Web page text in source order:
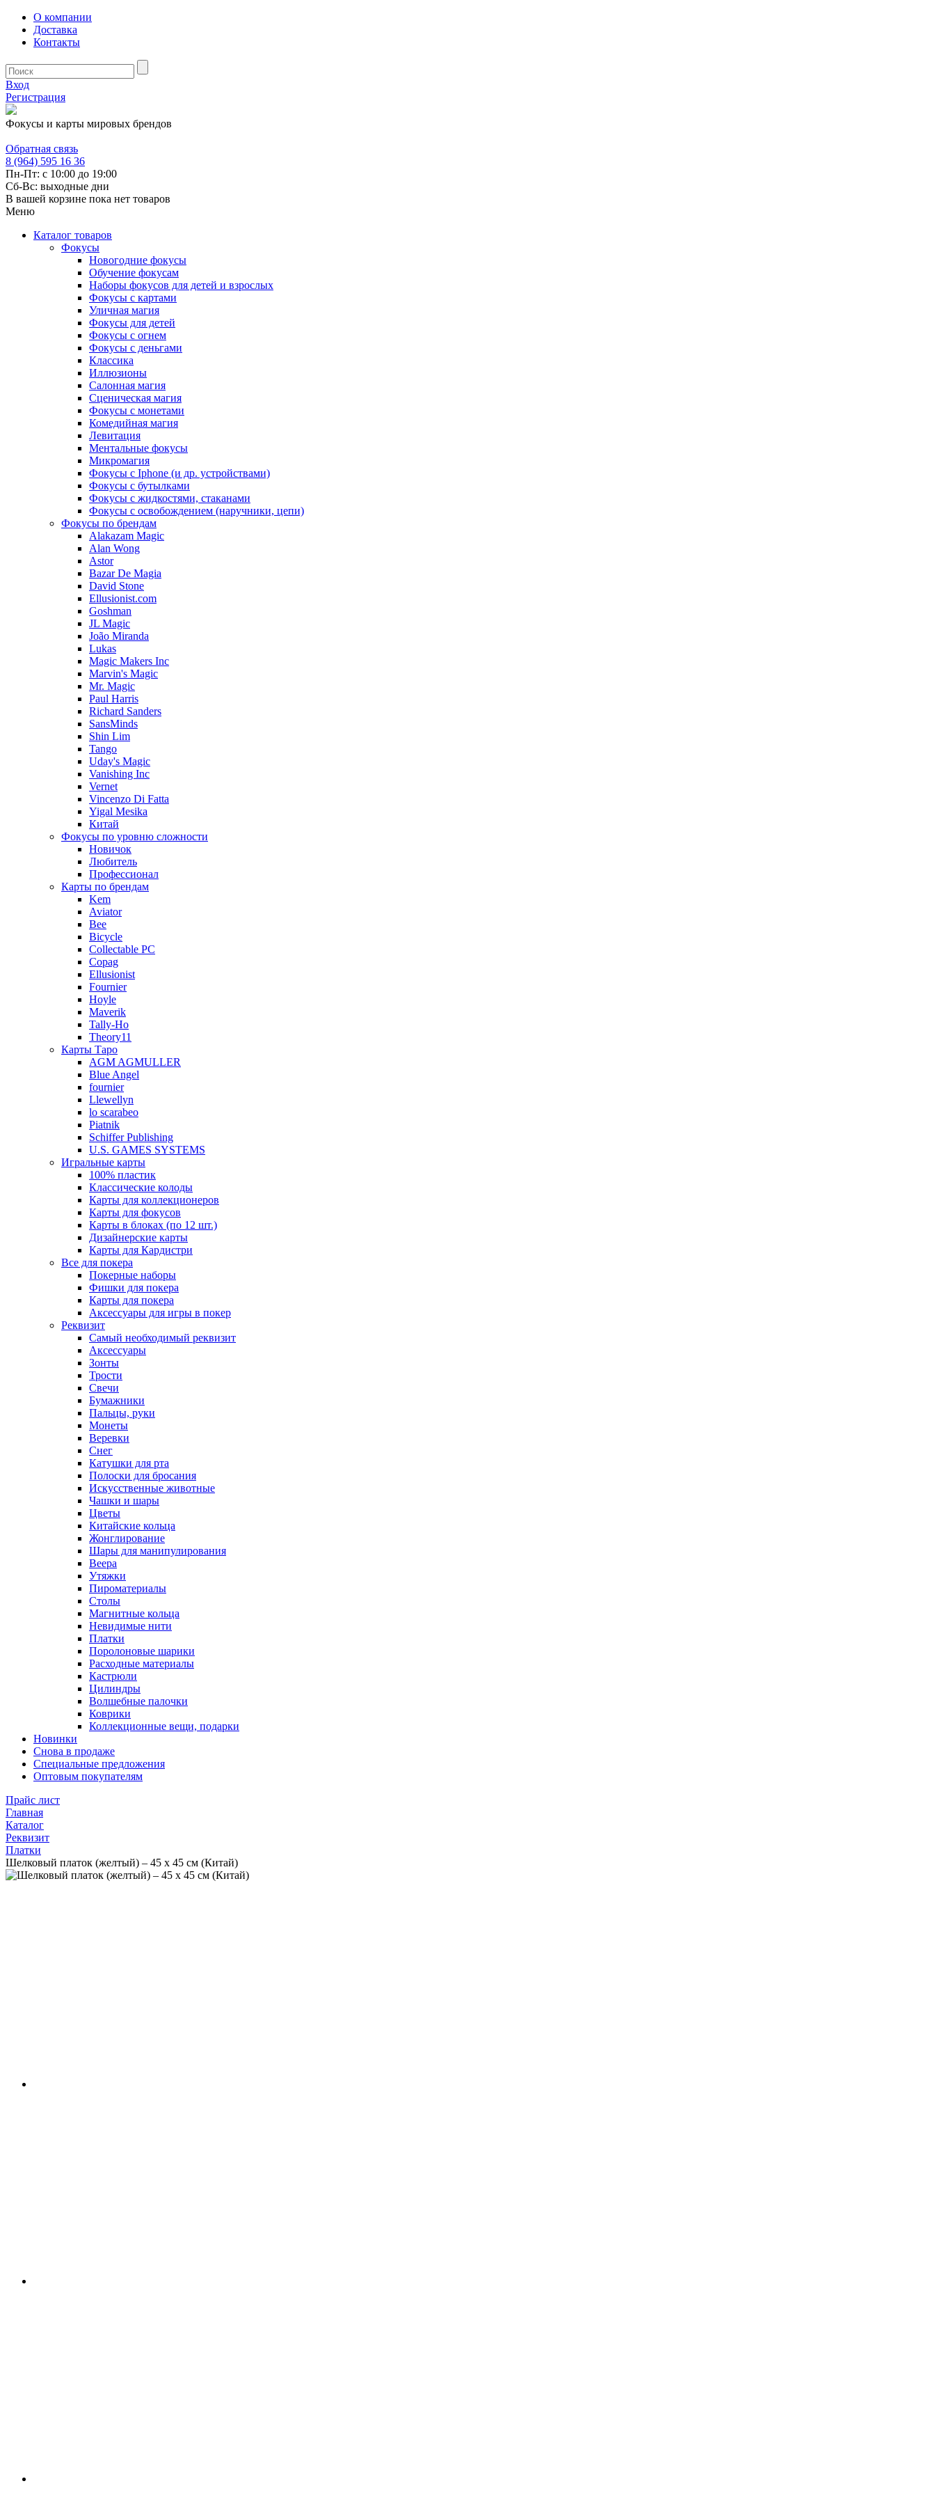
О компании
Доставка
Контакты
Вход
Регистрация
Фокусы и карты мировых брендов
Обратная связь
8 (964) 595 16 36
Пн-Пт: с 10:00 до 19:00
Сб-Вс: выходные дни
В вашей корзине пока нет товаров
Меню
Каталог товаров
Фокусы
Новогодние фокусы
Обучение фокусам
Наборы фокусов для детей и взрослых
Фокусы с картами
Уличная магия
Фокусы для детей
Фокусы с огнем
Фокусы с деньгами
Классика
Иллюзионы
Салонная магия
Сценическая магия
Фокусы с монетами
Комедийная магия
Левитация
Ментальные фокусы
Микромагия
Фокусы с Iphone (и др. устройствами)
Фокусы с бутылками
Фокусы с жидкостями, стаканами
Фокусы с освобождением (наручники, цепи)
Фокусы по брендам
Alakazam Magic
Alan Wong
Astor
Bazar De Magia
David Stone
Ellusionist.com
Goshman
JL Magic
João Miranda
Lukas
Magic Makers Inc
Marvin's Magic
Mr. Magic
Paul Harris
Richard Sanders
SansMinds
Shin Lim
Tango
Uday's Magic
Vanishing Inc
Vernet
Vincenzo Di Fatta
Yigal Mesika
Китай
Фокусы по уровню сложности
Новичок
Любитель
Профессионал
Карты по брендам
Kem
Aviator
Bee
Bicycle
Collectable PC
Copag
Ellusionist
Fournier
Hoyle
Maverik
Tally-Ho
Theory11
Карты Таро
AGM AGMULLER
Blue Angel
fournier
Llewellyn
lo scarabeo
Piatnik
Schiffer Publishing
U.S. GAMES SYSTEMS
Игральные карты
100% пластик
Классические колоды
Карты для коллекционеров
Карты для фокусов
Карты в блоках (по 12 шт.)
Дизайнерские карты
Карты для Кардистри
Все для покера
Покерные наборы
Фишки для покера
Карты для покера
Аксессуары для игры в покер
Реквизит
Самый необходимый реквизит
Аксессуары
Зонты
Трости
Свечи
Бумажники
Пальцы, руки
Монеты
Веревки
Снег
Катушки для рта
Полоски для бросания
Искусственные животные
Чашки и шары
Цветы
Китайские кольца
Жонглирование
Шары для манипулирования
Веера
Утяжки
Пироматериалы
Столы
Магнитные кольца
Невидимые нити
Платки
Поролоновые шарики
Расходные материалы
Кастрюли
Цилиндры
Волшебные палочки
Коврики
Коллекционные вещи, подарки
Новинки
Снова в продаже
Специальные предложения
Оптовым покупателям
Прайс лист
Главная
Каталог
Реквизит
Платки
Шелковый платок (желтый) – 45 х 45 см (Китай)